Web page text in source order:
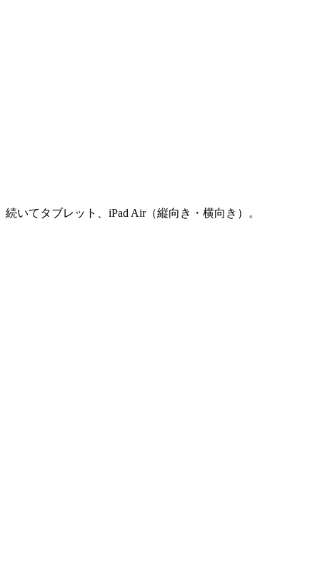
続いてタブレット、iPad Air（縦向き・横向き）。